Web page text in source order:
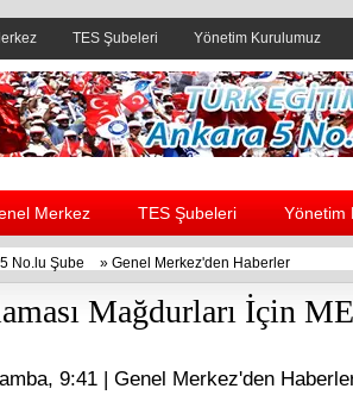
TES Şubeleri Yönetim Kurulumuz
Header yanı reklam alanı
Merkez TES Şubeleri Yönetim
No.lu Şube » Genel Merkez'den Haberler
Mağdurları İçin
9:41 | Genel Merkez'den